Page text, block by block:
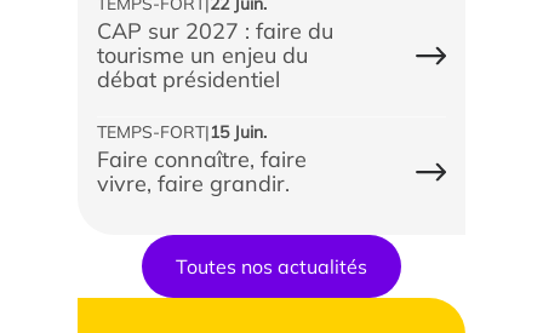
CAP sur 2027 : faire du
tourisme un enjeu du
débat présidentiel
TEMPS-FORT|15 Juin.
Faire connaître, faire
vivre, faire grandir.
Toutes nos actualités